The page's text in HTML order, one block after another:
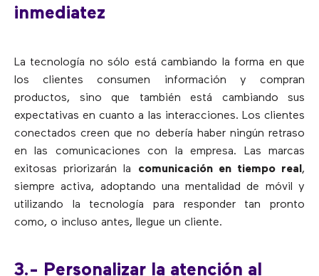
inmediatez
La tecnología no sólo está cambiando la forma en que
los clientes consumen información y compran
productos, sino que también está cambiando sus
expectativas en cuanto a las interacciones. Los clientes
conectados creen que no debería haber ningún retraso
en las comunicaciones con la empresa. Las marcas
exitosas priorizarán la comunicación en tiempo real ,
siempre activa, adoptando una mentalidad de móvil y
utilizando la tecnología para responder tan pronto
como, o incluso antes, llegue un cliente.
3.- Personalizar la atención al